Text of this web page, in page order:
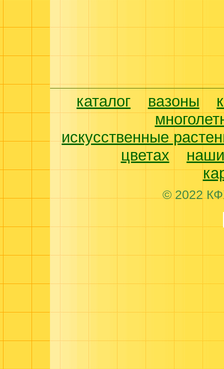
каталог вазоны
искусственные
цветах
© 2022